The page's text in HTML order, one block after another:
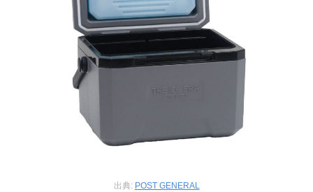
出典: POST GENERAL